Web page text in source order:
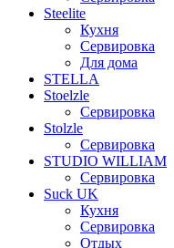
Steelite
Кухня
Сервировка
Для дома
STELLA
Stoelzle
Сервировка
Stolzle
Сервировка
STUDIO WILLIAM
Сервировка
Suck UK
Кухня
Сервировка
Отдых